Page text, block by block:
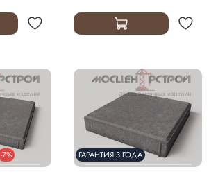
-7% ГАРАНТИЯ 3 ГОДА